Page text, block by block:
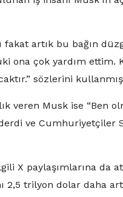
fakat artık bu bağın
ona çok yardım
sözlerini
veren Musk ise “Ben
ve Cumhuriyetçiler
X paylaşımlarına da
2,5 trilyon dolar daha